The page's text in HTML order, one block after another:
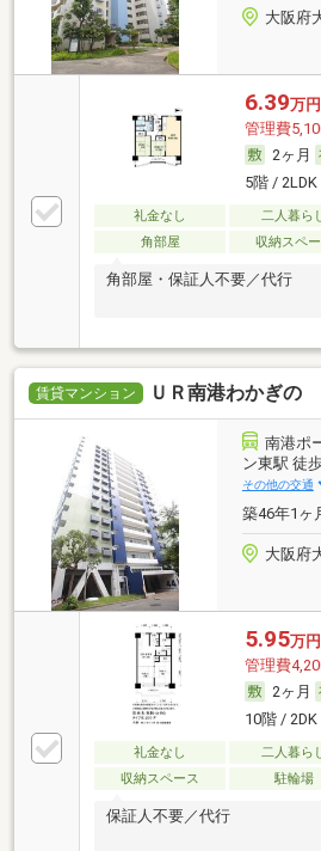
大阪府
6.39万円
管理費
2ヶ月
5階 /
礼金なし 二人暮ら
角部屋
収納スペ
角部屋・保証人不要／代行
賃貸マンション ＵＲ南港わかぎの
南港ポ
ン東駅 徒
その他の交通
築46年1ヶ
大阪府
5.95万円
管理費
2ヶ月
10階 /
礼金なし 二人暮ら
収納スペース
駐輪場
保証人不要／代行